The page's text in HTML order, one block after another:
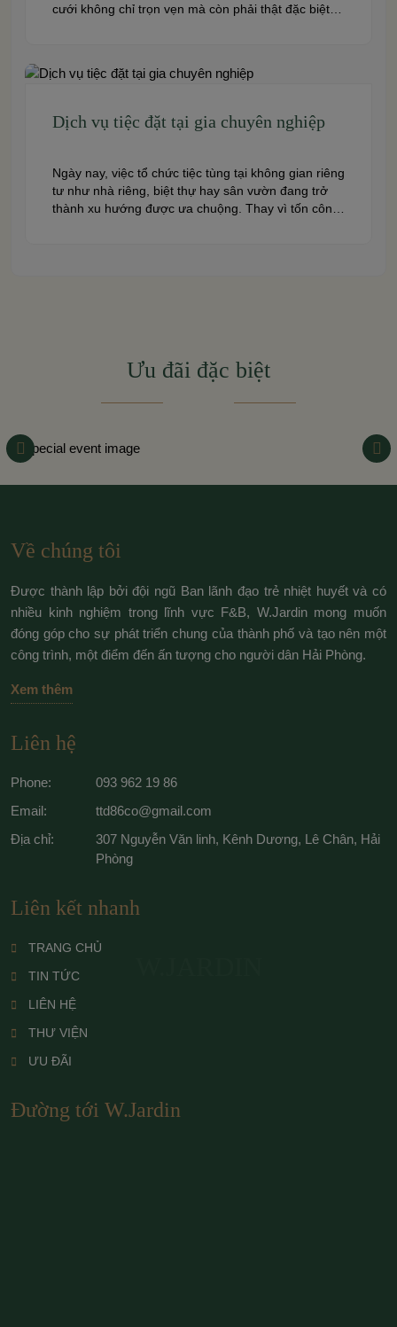
cưới không chỉ trọn vẹn mà còn phải thật đặc biệt,
Dịch vụ tiệc đặt tại gia chuyên nghiệp
Ngày nay, việc tổ chức tiệc tùng tại không gian riêng
tư như nhà riêng, biệt thự hay sân vườn đang trở
thành xu hướng được ưa chuộng. Thay vì tốn công
Ưu đãi đặc biệt
Về chúng tôi
Được thành lập bởi đội ngũ Ban lãnh đạo trẻ nhiệt huyết và có
nhiều kinh nghiệm trong lĩnh vực F&B, W.Jardin mong muốn
đóng góp cho sự phát triển chung của thành phố và tạo nên một
công trình, một điểm đến ấn tượng cho người dân Hải Phòng.
Xem thêm
Liên hệ
Phone:
093 962 19 86
Email:
ttd86co@gmail.com
Địa chỉ:
307 Nguyễn Văn linh, Kênh Dương, Lê Chân, Hải
Phòng
Liên kết nhanh
TRANG CHỦ
TIN TỨC
LIÊN HỆ
THƯ VIỆN
ƯU ĐÃI
Đường tới W.Jardin